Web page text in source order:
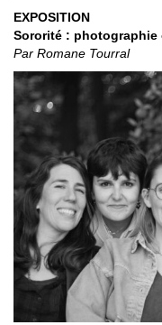
EXPOSITION
Sororité : photographie
Par Romane Tourral